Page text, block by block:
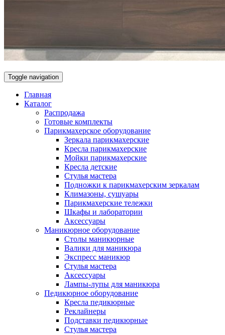
Toggle navigation
Главная
Каталог
Распродажа
Готовые комплекты
Парикмахерское оборудование
Зеркала парикмахерские
Кресла парикмахерские
Мойки парикмахерские
Кресла детские
Стулья мастера
Подножки к парикмахерским зеркалам
Климазоны, сушуары
Парикмахерские тележки
Шкафы и лаборатории
Аксессуары
Маникюрное оборудование
Столы маникюрные
Валики для маникюра
Экспресс маникюр
Стулья мастера
Аксессуары
Лампы-лупы для маникюра
Педикюрное оборудование
Кресла педикюрные
Реклайнеры
Подставки педикюрные
Стулья мастера